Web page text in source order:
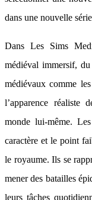
dans une nouvelle
Dans Les Sims
médiéval immersif,
médiévaux comme
l’apparence réaliste
monde lui-même.
caractère et le point
le royaume. Ils se
mener des batailles
leurs tâches